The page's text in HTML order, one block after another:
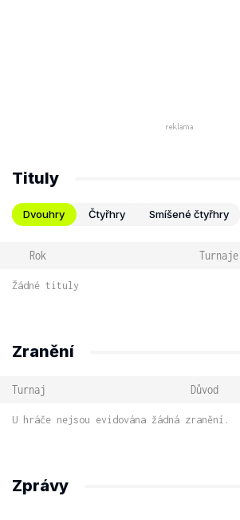
Tituly
Dvouhry Čtyřhry Smíšené čtyřhry
Rok Turnaje
Žádné tituly
Zranění
Turnaj Důvod
U hráče nejsou evidována žádná zranění.
Zprávy